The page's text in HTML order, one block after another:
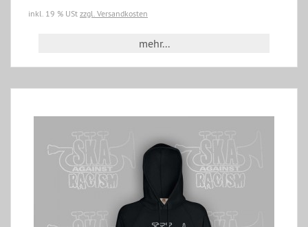
inkl. 19 % USt zzgl. Versandkosten
mehr...